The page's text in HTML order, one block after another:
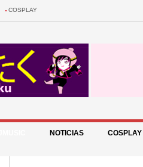
COSPLAY
NOTICIAS COSPLAY